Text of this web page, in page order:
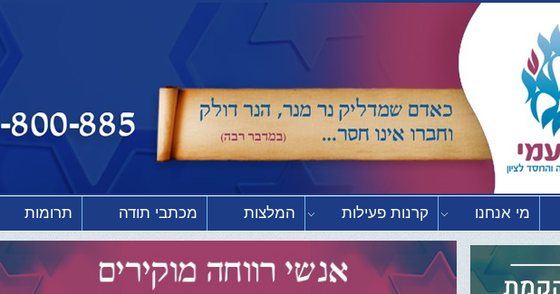
מי אנחנו קרנות פעילות המלצות מכתבי תודה תרומות